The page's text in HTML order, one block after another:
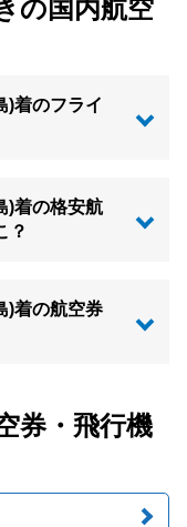
の国内航空
)着のフライ
)着の格安航
？
)着の航空券
券・飛行機